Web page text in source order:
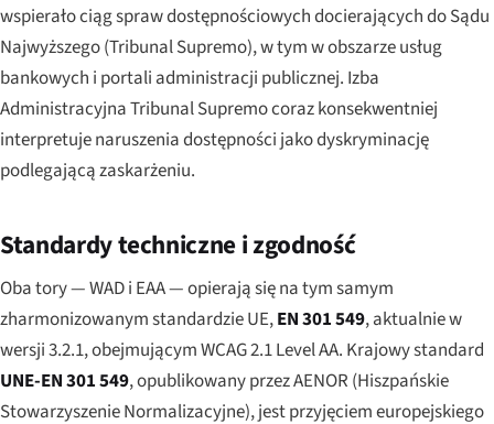
wspierało ciąg spraw dostępnościowych docierających do Sądu
Najwyższego (Tribunal Supremo), w tym w obszarze usług
bankowych i portali administracji publicznej. Izba
Administracyjna Tribunal Supremo coraz konsekwentniej
interpretuje naruszenia dostępności jako dyskryminację
podlegającą zaskarżeniu.
Standardy techniczne i zgodność
Oba tory — WAD i EAA — opierają się na tym samym
zharmonizowanym standardzie UE,EN 301 549, aktualnie w
wersji 3.2.1, obejmującym WCAG 2.1 Level AA. Krajowy standard
UNE-EN 301 549, opublikowany przez AENOR (Hiszpańskie
Stowarzyszenie Normalizacyjne), jest przyjęciem europejskiego